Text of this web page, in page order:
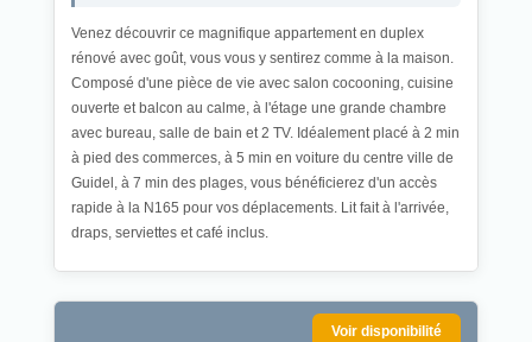
Venez découvrir ce magnifique appartement en duplex
rénové avec goût, vous vous y sentirez comme à la maison.
Composé d'une pièce de vie avec salon cocooning, cuisine
ouverte et balcon au calme, à l'étage une grande chambre
avec bureau, salle de bain et 2 TV. Idéalement placé à 2 min
à pied des commerces, à 5 min en voiture du centre ville de
Guidel, à 7 min des plages, vous bénéficierez d'un accès
rapide à la N165 pour vos déplacements. Lit fait à l'arrivée,
draps, serviettes et café inclus.
Voir disponibilité